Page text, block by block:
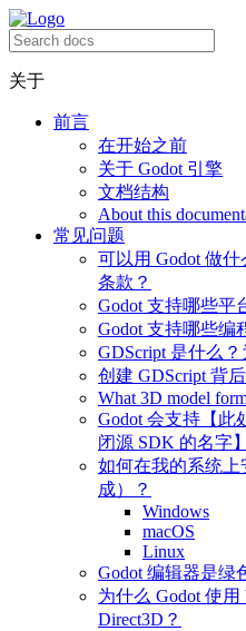
关于
前言
在开始之前
关于 Godot 引擎
文档结构
About this
常见问题
可以用 Godot 做
条款？
Godot 支持哪些平
Godot 支持哪些编
GDScript 是什么
创建 GDScript 背
What 3D model
Godot 会支持【此
闭源 SDK 的名字
如何在我的系统上
成）？
Windows
macOS
Linux
Godot 编辑器是绿
为什么 Godot 使用
Direct3D？